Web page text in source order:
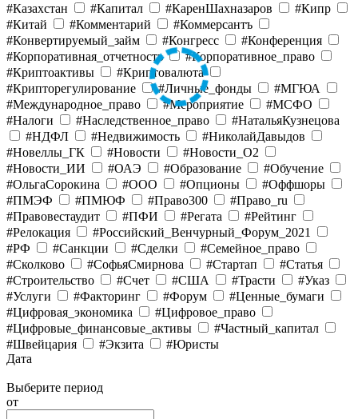
#Казахстан
#Капитал #КаренШахназаров
#Кипр
#Китай
#Комментарий
#Коммерсантъ
#Конвертируемый_займ
#Конгресс
#Конференция
#Корпоративная_отчетность
#Корпоративное_право
#Криптоактивы
#Криптовалюта
#Крипторегулирование
#Личные_фонды
#МГЮА
#Международное_право
#Мероприятие
#МСФО
#Налоги
#Наследственное_право
#НатальяКузнецова
#НДФЛ
#Недвижимость
#НиколайДавыдов
#Новеллы_ГК
#Новости
#Новости_O2
#Новости_ИИ
#ОАЭ #Образование
#Обучение
#ОльгаСорокина
#ООО #Опционы
#Оффшоры
#ПМЭФ
#ПМЮФ #Право300
#Право_ru
#Правовестаудит
#ПФИ #Регата
#Рейтинг
#Релокация
#Российский_Венчурный_Форум_2021
#РФ
#Санкции #Сделки
#Семейное_право
#Сколково
#СофьяСмирнова #Стартап
#Статья
#Строительство
#Счет #США #Трасти
#Указ
#Услуги
#Факторинг #Форум
#Ценные_бумаги
#Цифровая_экономика
#Цифровое_право
#Цифровые_финансовые_активы
#Частный_капитал
#Швейцария
#Экзита
#Юристы
Дата
Выберите период
от